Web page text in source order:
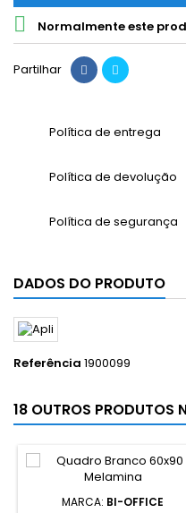
 Normalmente este
Partilhar
Política de entrega
Política de devolução
Política de segurança
DADOS DO PRODUTO
Referência 1900099
18 OUTROS PRODUTOS
MARCA: BI-OFFICE